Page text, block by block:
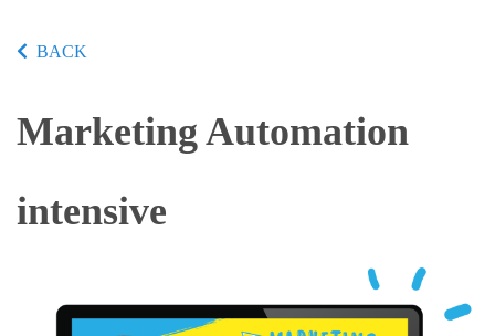
BACK
Marketing Automation
intensive